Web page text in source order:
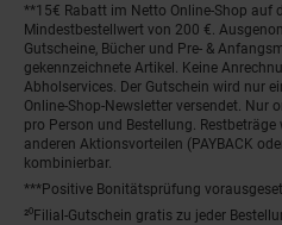
**15€ Rabatt im Netto Online-Shop auf
Mindestbestellwert von 200 €.
Gutscheine, Bücher und Pre- &
gekennzeichnete Artikel. Keine
Abholservices. Der Gutschein wird nur
Online-Shop-Newsletter versendet. Nur
pro Person und Bestellung.
anderen Aktionsvorteilen (PAYBACK
kombinierbar.
***Positive Bonitätsprüfung
²⁰Filial-Gutschein gratis zu jeder